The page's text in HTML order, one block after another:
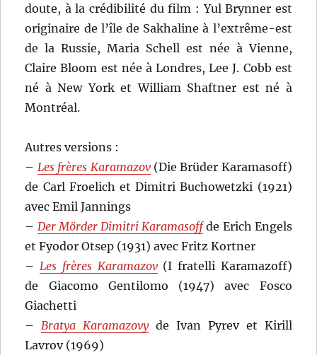
doute, à la crédibilité du film : Yul Brynner est
originaire de l’île de Sakhaline à l’extrême-est
de la Russie, Maria Schell est née à Vienne,
Claire Bloom est née à Londres, Lee J. Cobb est
né à New York et William Shaftner est né à
Montréal.
Autres versions :
– Les frères Karamazov(Die Brüder Karamasoff)
de Carl Froelich et Dimitri Buchowetzki (1921)
avec Emil Jannings
– Der Mörder Dimitri Karamasoffde Erich Engels
et Fyodor Otsep (1931) avec Fritz Kortner
– Les frères Karamazov(I fratelli Karamazoff)
de Giacomo Gentilomo (1947) avec Fosco
Giachetti
– Bratya Karamazovyde Ivan Pyrev et Kirill
Lavrov (1969)